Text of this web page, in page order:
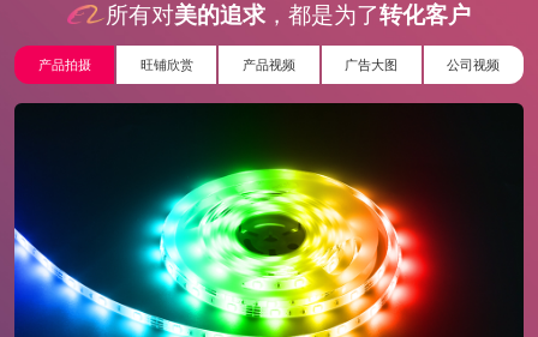
所有对美的追求 ，都是为了转化客户
产品拍摄 旺铺欣赏 产品视频 广告大图 公司视频